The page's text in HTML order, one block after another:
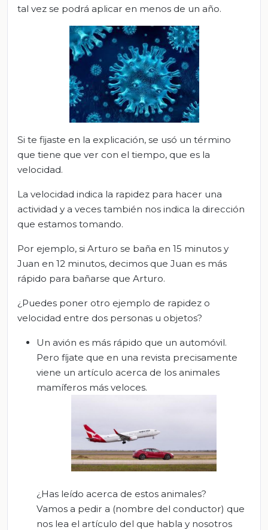
tal vez se podrá aplicar en menos de un año.
Si te fijaste en la explicación, se usó un término
que tiene que ver con el tiempo, que es la
velocidad.
La velocidad indica la rapidez para hacer una
actividad y a veces también nos indica la dirección
que estamos tomando.
Por ejemplo, si Arturo se baña en 15 minutos y
Juan en 12 minutos, decimos que Juan es más
rápido para bañarse que Arturo.
¿Puedes poner otro ejemplo de rapidez o
velocidad entre dos personas u objetos?
Un avión es más rápido que un automóvil.
Pero fíjate que en una revista precisamente
viene un artículo acerca de los animales
mamíferos más veloces.
¿Has leído acerca de estos animales?
Vamos a pedir a (nombre del conductor) que
nos lea el artículo del que habla y nosotros